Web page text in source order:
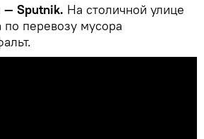
Sputnik. На столичной улице
по перевозу мусора